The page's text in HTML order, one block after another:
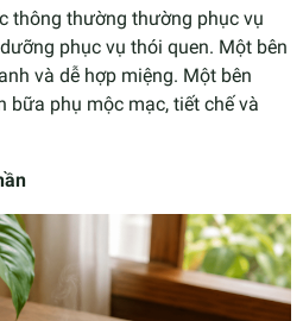
thông thường thường phục vụ
phục vụ thói quen. Một bên
và dễ hợp miệng. Một bên
bữa phụ mộc mạc, tiết chế và